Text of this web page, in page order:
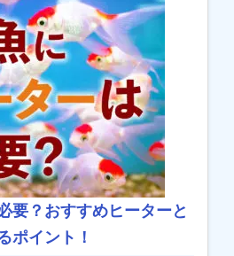
要？おすすめヒーターと
ポイント！